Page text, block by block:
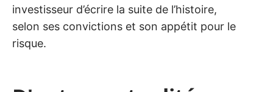
investisseur d’écrire la suite de l’histoire,
selon ses convictions et son appétit pour le
risque.